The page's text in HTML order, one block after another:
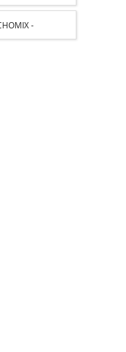
ET SOUTIEN
POUR
ET PROTÈGE LES
-